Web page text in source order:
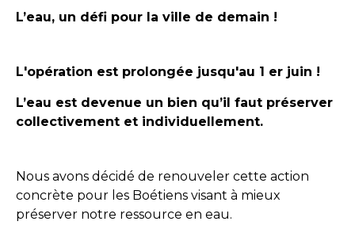
L’eau, un défi pour la ville de demain !
L'opération est prolongée jusqu'au 1 er juin !
L’eau est devenue un bien qu’il faut préserver
collectivement et individuellement.
Nous avons décidé de renouveler cette action
concrète pour les Boétiens visant à mieux
préserver notre ressource en eau.